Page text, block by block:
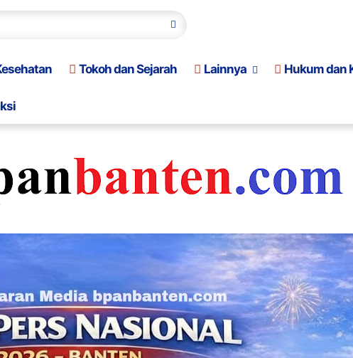
Tokoh dan Sejarah Lainnya Hukum dan